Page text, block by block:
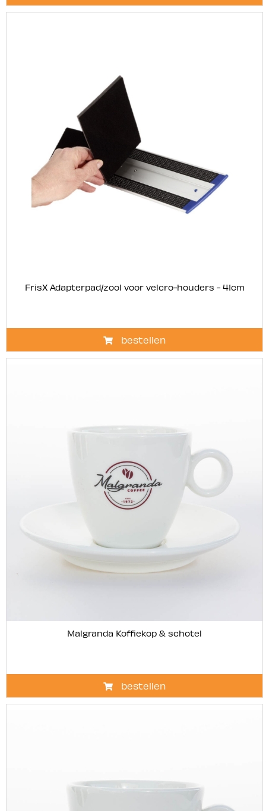
FrisX Adapterpad/zool voor velcro-houders - 41cm
bestellen
Malgranda Koffiekop & schotel
bestellen